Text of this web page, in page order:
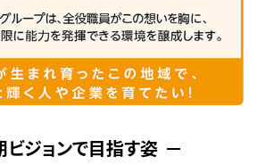
ビジョンで目指す姿